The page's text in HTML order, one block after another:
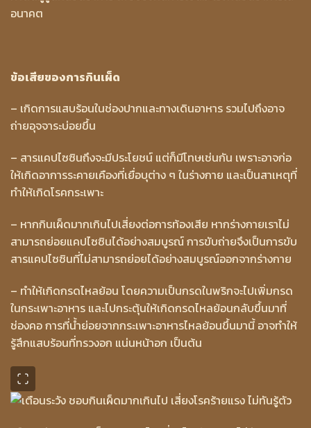
อนาคต
ข้อเสียของการกินเผ็ด
– เกิดการแสบร้อนในช่องปากและทางเดินอาหาร รวมไปถึงอาจ
ถ่ายอุจจาระบ่อยขึ้น
– สารแคปไซซินถึงจะมีประโยชน์ แต่ก็มีโทษเช่นกัน เพราะอาจก่อ
ให้เกิดอาการระคายเคืองที่เยื่อบุต่าง ๆ ในร่างกาย และเป็นสาเหตุที่
ทำให้เกิดโรคกระเพาะ
– หากกินเผ็ดมากเกินไปเสี่ยงต่อการท้องเสีย หากร่างกายเราไม่
สามารถย่อยแคปไซซินได้อย่างสมบูรณ์ การขับถ่ายจึงเป็นการขับ
สารแคปไซซินที่ไม่สามารถย่อยได้อย่างสมบูรณ์ออกจากร่างกาย
– ทำให้เกิดกรดไหลย้อน โดยความเป็นกรดในพริกจะไปเพิ่มกรด
ในกระเพาะอาหาร และไปกระตุ้นให้เกิดกรดไหลย้อนกลับขึ้นมาที่
ช่องคอ การที่น้ำย่อยจากกระเพาะอาหารไหลย้อนขึ้นมานี้ อาจทำให้
รู้สึกแสบร้อนที่ทรวงอก แน่นหน้าอก เป็นต้น